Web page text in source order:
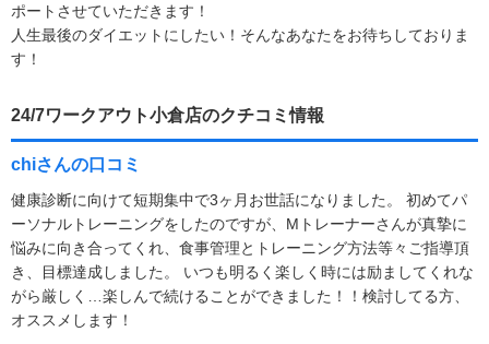
ポートさせていただきます！
人生最後のダイエットにしたい！そんなあなたをお待ちしておりま
す！
24/7ワークアウト小倉店のクチコミ情報
chiさんの口コミ
健康診断に向けて短期集中で3ヶ月お世話になりました。 初めてパ
ーソナルトレーニングをしたのですが、Mトレーナーさんが真摯に
悩みに向き合ってくれ、食事管理とトレーニング方法等々ご指導頂
き、目標達成しました。 いつも明るく楽しく時には励ましてくれな
がら厳しく…楽しんで続けることができました！！検討してる方、
オススメします！